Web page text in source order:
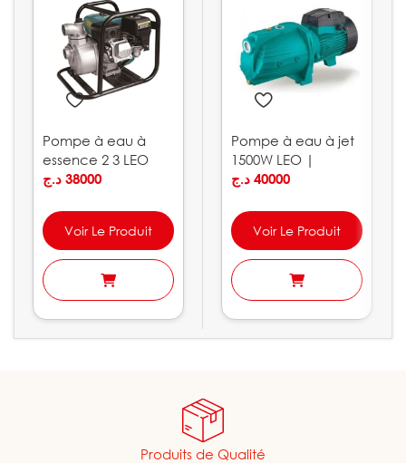
Pompe à eau à
essence 2 3 LEO
38000 د.ج
Voir Le Produit
Pompe à eau à jet
1500W LEO |
AJm150L
40000 د.ج
Voir Le Produit
Produits de Qualité